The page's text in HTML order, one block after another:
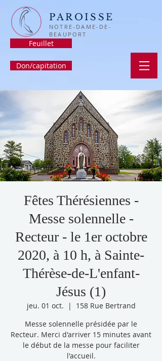
PAROISSE
NOTRE-DAME-DE-
BEAUPORT
Feuillet
Don/capitation
Fêtes Thérésiennes -
Messe solennelle -
Recteur - le 1er octobre
2020, à 10 h, à Sainte-
Thérèse-de-L'enfant-
Jésus (1)
jeu. 01 oct.
  |
158 Rue Bertrand
Messe solennelle présidée par le
Recteur. Merci d'arriver 15 minutes avant
le début de la messe pour faciliter
l'accueil.